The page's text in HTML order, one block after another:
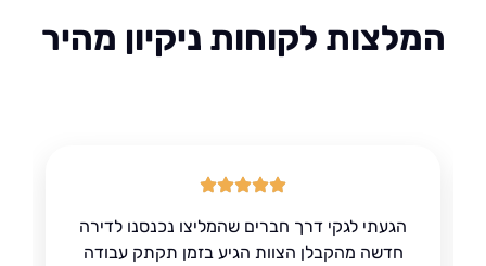
לקוחות ניקיון מהיר
הגעתי לגקי דרך חברים שהמליצו נכנסנו לדירה
חדשה מהקבלן הצוות הגיע בזמן תקתק עבודה